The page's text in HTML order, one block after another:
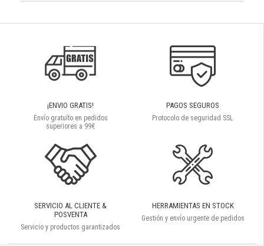
¡ENVIO GRATIS!
Envío gratuíto en pedidos
superiores a 99€
PAGOS SEGUROS
Protocolo de seguridad SSL
SERVICIO AL CLIENTE &
POSVENTA
Servicio y productos garantizados
HERRAMIENTAS EN STOCK
Gestión y envío urgente de pedidos